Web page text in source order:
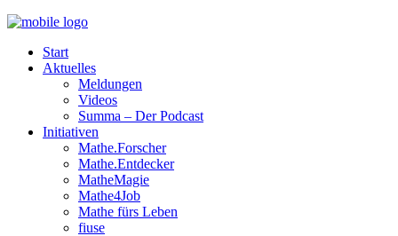
Start
Aktuelles
Meldungen
Videos
Summa – Der Podcast
Initiativen
Mathe.Forscher
Mathe.Entdecker
MatheMagie
Mathe4Job
Mathe fürs Leben
fiuse